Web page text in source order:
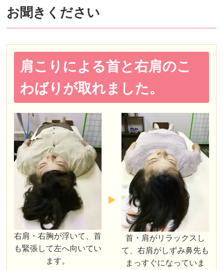
お聞きください
肩こりによる首と右肩のこ
わばりが取れました。
右肩・右胸が浮いて、首
も緊張して左へ向いてい
ます。
首・肩がリラックスし
て、右肩がしずみ鼻先も
まっすぐになっていま